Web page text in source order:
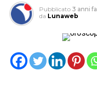
Pubblicato 3 anni fa
da Lunaweb